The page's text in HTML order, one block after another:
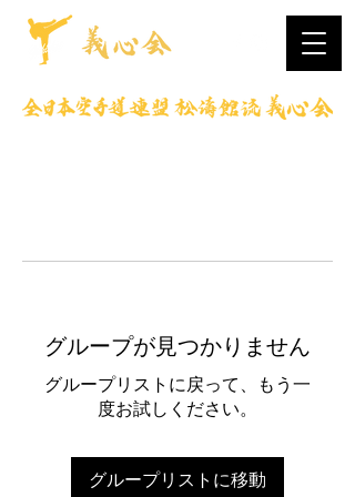
グループが見つかりません
グループリストに戻って、もう一
度お試しください。
グループリストに移動